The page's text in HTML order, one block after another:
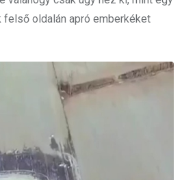
felső oldalán apró emberkéket